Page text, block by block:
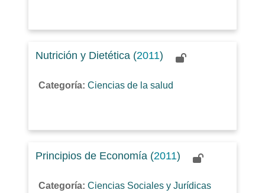
Nutrición y Dietética (2011)
Categoría: Ciencias de la salud
Principios de Economía (2011)
Categoría: Ciencias Sociales y Jurídicas